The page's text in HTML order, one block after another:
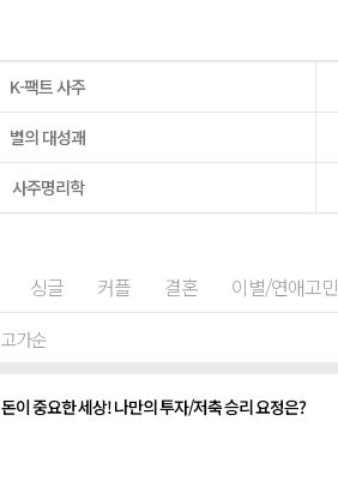
K-팩트 사주
별의 대성괘
사주명리학
싱글 커플 결혼 이별/연애고민
고가순
돈이 중요한 세상! 나만의 투자/저축 승리 요정은?